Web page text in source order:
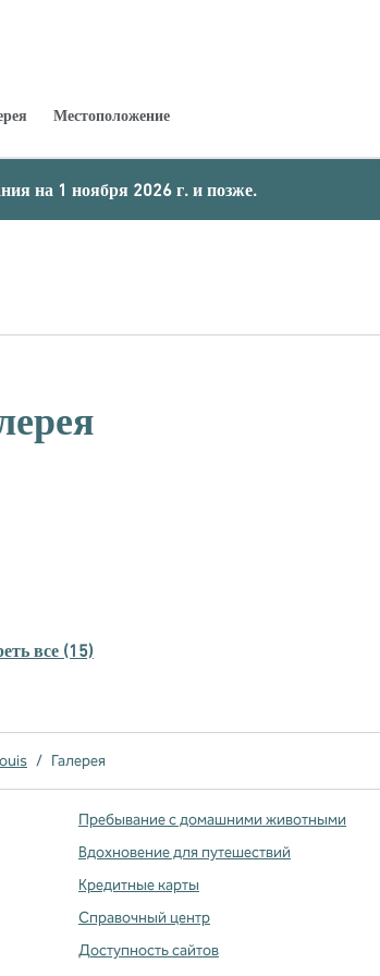
Местоположение
на 1 ноября 2026 г. и позже.
все (15)
/ Галерея
Пребывание с домашними животными
Вдохновение для путешествий
Кредитные карты
Справочный центр
Доступность сайтов